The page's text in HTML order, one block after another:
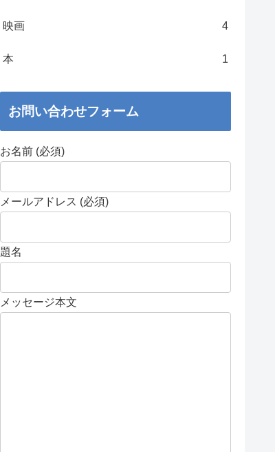
映画 4
本 1
お問い合わせフォーム
お名前 (必須)
メールアドレス (必須)
題名
メッセージ本文